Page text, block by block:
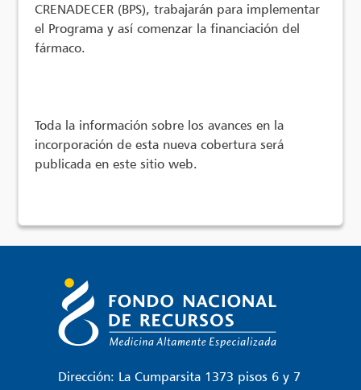
CRENADECER (BPS), trabajarán para implementar
el Programa y así comenzar la financiación del
fármaco.
Toda la información sobre los avances en la
incorporación de esta nueva cobertura será
publicada en este sitio web.
Dirección: La Cumparsita 1373 pisos 6 y 7